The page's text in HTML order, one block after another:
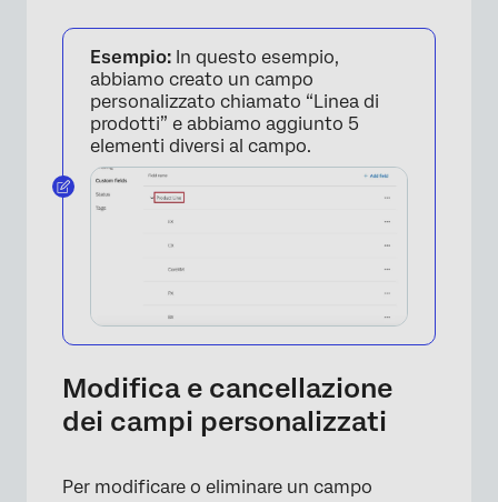
×
Esempio: In questo esempio,
abbiamo creato un campo
personalizzato chiamato “Linea di
prodotti” e abbiamo aggiunto 5
elementi diversi al campo.
Modifica e cancellazione
dei campi personalizzati
Per modificare o eliminare un campo